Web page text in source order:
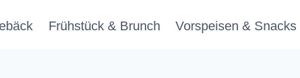
Frühstück & Brunch Vorspeisen & Snacks